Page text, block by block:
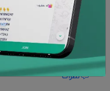
امنیت پرداخت
افزودن به علاقه مندی ها
نظرات